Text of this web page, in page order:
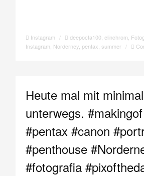
Instagram / deepocta100, elinchrom
Instagram Norderney, pentax summer /
Heute mal mit
unterwegs.
#pentax #canon
#penthouse
#fotografia